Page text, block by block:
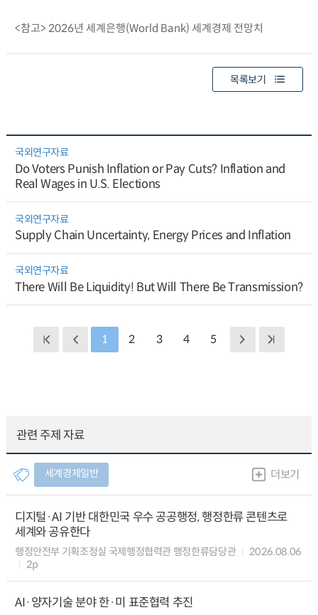
<참고> 2026년 세계은행(World Bank) 세계경제 전망치
목록보기
국외연구자료
Do Voters Punish Inflation or Pay Cuts? Inflation and
Real Wages in U.S. Elections
국외연구자료
Supply Chain Uncertainty, Energy Prices and Inflation
국외연구자료
There Will Be Liquidity! But Will There Be Transmission?
1 2 3 4 5
관련 주제 자료
세계경제일반 더보기
디지털·AI 기반 대한민국 우수 공공행정, 행정한류 콘텐츠로
세계와 공유한다
행정안전부 기획조정실 국제행정협력관 행정한류담당관
2026.08.06
2p
AI·양자기술 분야 한·미 표준협력 추진